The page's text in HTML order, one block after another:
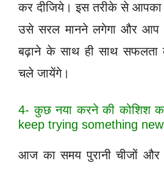
कर दीजिये। इस तरीके से आपका
उसे सरल मानने लगेगा और आप
बढ़ाने के साथ ही साथ सफलता
चले जायेंगे।
4- कुछ नया करने की कोशिश
keep trying something
आज का समय पुरानी चीजों और